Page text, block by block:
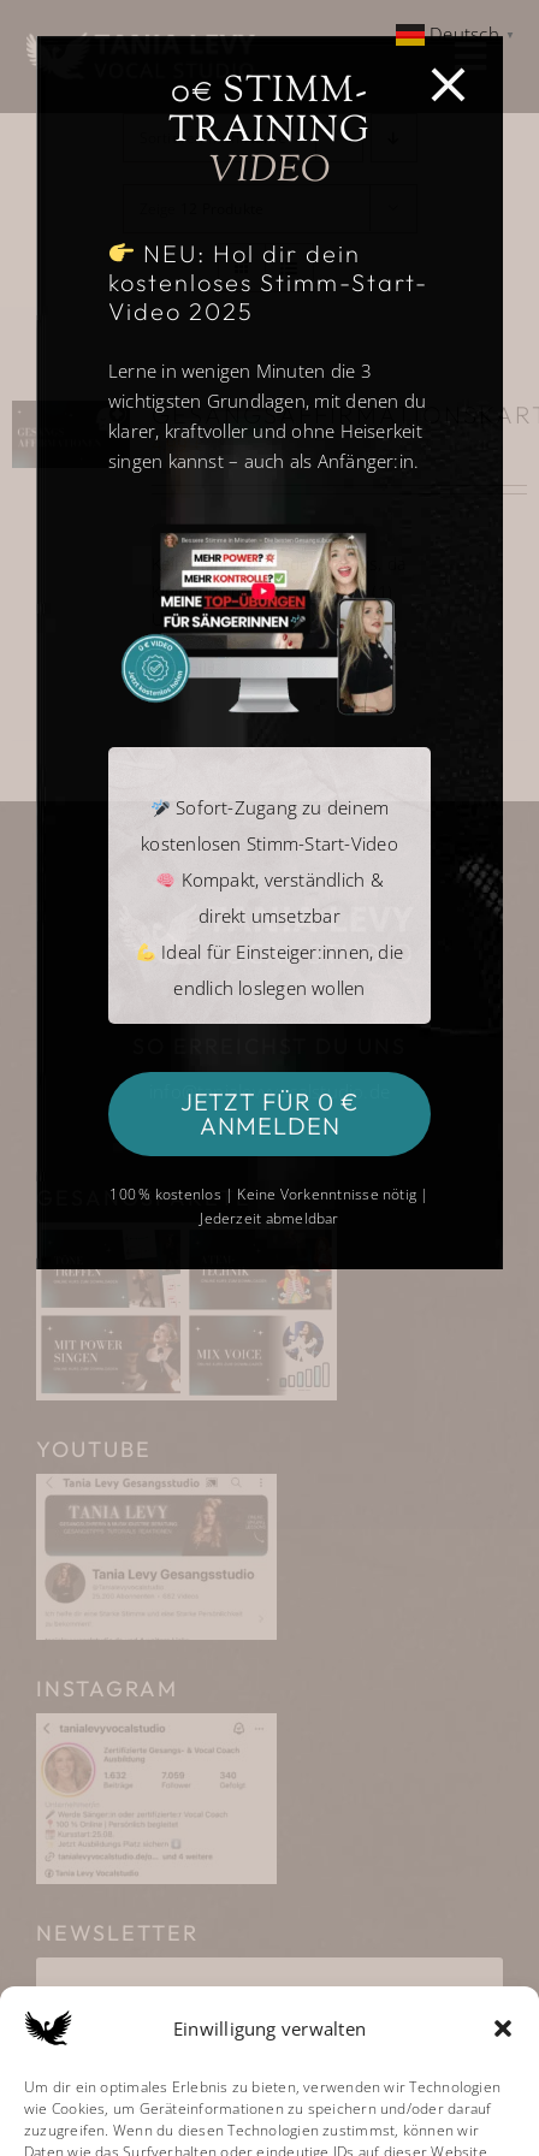
Einwilligung verwalten
Um dir ein optimales Erlebnis zu bieten, verwenden wir Technologien
wie Cookies, um Geräteinformationen zu speichern und/oder darauf
zuzugreifen. Wenn du diesen Technologien zustimmst, können wir
Daten wie das Surfverhalten oder eindeutige IDs auf dieser Website
Inhalt
Gesangsausbildung
Weitere Ausbildungen
Kundenstimmen
Warenkorb
Sortieren nachName
4,99€
Kein Mehrwertsteuerausweis, da
Kleinunternehmer nach §19 (1)
UStG.
Details
info@tanialevyvocalstudio.de
GESANGSPAKETE
YOUTUBE
INSTAGRAM
NEWSLETTER
Klicke hier, um Marketing-Cookies zu
akzeptieren und diesen Inhalt zu aktivieren
0€ STIMM-
TRAINING
VIDEO
NEU: Hol dir dein
kostenloses Stimm-Start-
Video 2025
Lerne in wenigen Minuten die 3
wichtigsten Grundlagen, mit denen du
klarer, kraftvoller und ohne Heiserkeit
singen kannst – auch als Anfänger:in.
Sofort-Zugang zu deinem
kostenlosen Stimm-Start-Video
Kompakt, verständlich &
direkt umsetzbar
Ideal für Einsteiger:innen, die
endlich loslegen wollen
JETZT FÜR 0 €
ANMELDEN
100 % kostenlos | Keine Vorkenntnisse nötig |
Jederzeit abmeldbar
Deutsch ▼